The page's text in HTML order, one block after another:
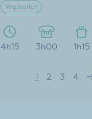
Végétarien
4h15 3h00 1h15
1 2 3 4